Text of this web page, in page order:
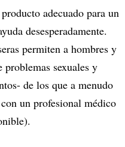
adecuado para un
desesperadamente.
permiten a hombres y
sexuales y
de los que a menudo
un profesional médico